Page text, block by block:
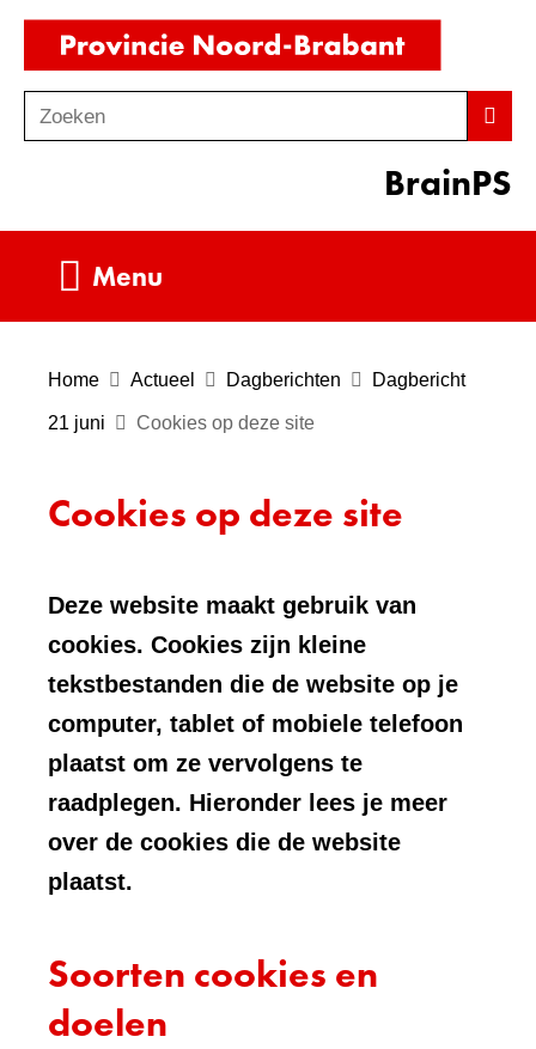
Ga
de
inhoud
o
Zoeken
BrainPS
Menu
Home Actueel Dagberichten Dagbericht
21 juni Cookies op deze site
Cookies op deze site
Deze website maakt gebruik van
cookies. Cookies zijn kleine
tekstbestanden die de website op je
computer, tablet of mobiele telefoon
plaatst om ze vervolgens te
raadplegen. Hieronder lees je meer
over de cookies die de website
plaatst.
Soorten cookies en
doelen